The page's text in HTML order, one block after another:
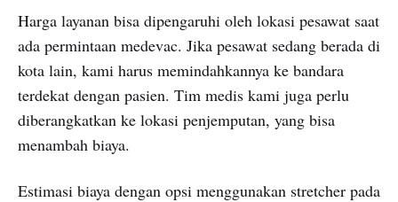
Harga layanan bisa dipengaruhi oleh lokasi pesawat saat
ada permintaan medevac. Jika pesawat sedang berada di
kota lain, kami harus memindahkannya ke bandara
terdekat dengan pasien. Tim medis kami juga perlu
diberangkatkan ke lokasi penjemputan, yang bisa
menambah biaya.
Estimasi biaya dengan opsi menggunakan stretcher pada